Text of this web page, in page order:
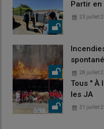
Partir
23 juillet
28 juillet
Tous " À
les JA
31 juillet